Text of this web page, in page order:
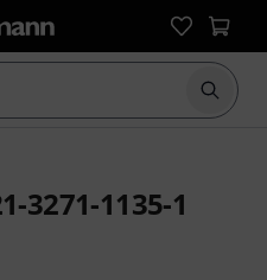
Start
3271-1135-1
fra 2 kundebedømmelser